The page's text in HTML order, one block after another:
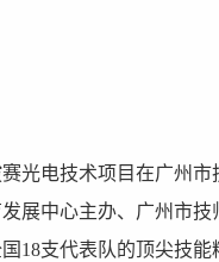
光电技术项目在广州市
展中心主办、广州市技
18支代表队的顶尖技